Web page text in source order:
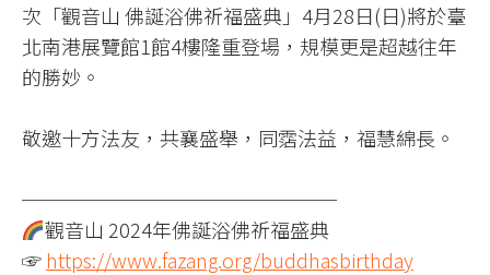
次「觀音山 佛誕浴佛祈福盛典」4月28日(日)將於臺
北南港展覽館1館4樓隆重登場，規模更是超越往年
的勝妙。
敬邀十方法友，共襄盛舉，同霑法益，福慧綿長。
────────────────
觀音山 2024年佛誕浴佛祈福盛典
☞https://www.fazang.org/buddhasbirthday